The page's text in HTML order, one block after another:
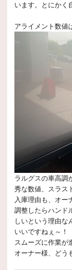
います。とにかく
アライメント数値
ラルグスの車高調
秀な数値、スラス
入庫理由も、オー
調整したらハンド
しいという理由
いいですねぇ～！
スムーズに作業が
オーナー様、どう